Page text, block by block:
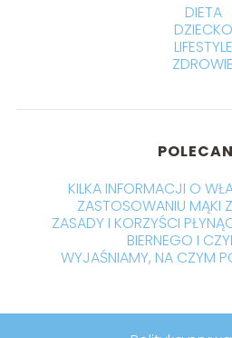
DIETA
DZIECKO
LIFESTYLE
ZDROWIE
KILKA INFORMACJI O
ZASTOSOWANIU MĄKI
ZASADY I KORZYŚCI
BIERNEGO I
WYJAŚNIAMY, NA CZYM